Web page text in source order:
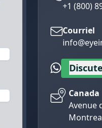
+1 (800)
Courriel
Canada
Avenue